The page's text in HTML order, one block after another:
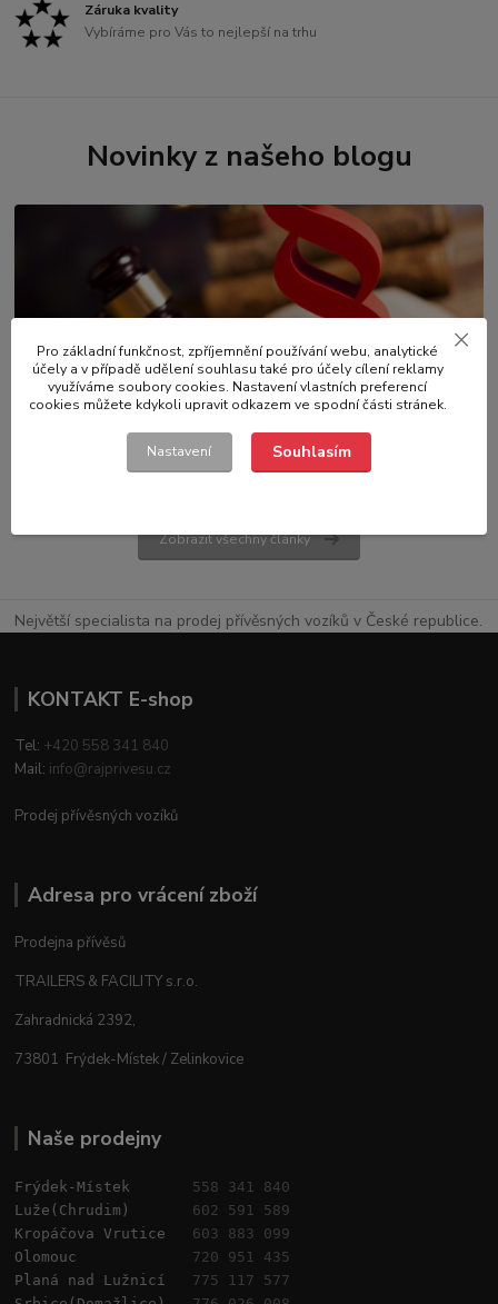
Záruka kvality
Vybíráme pro Vás to nejlepší na trhu
Novinky z našeho blogu
13.03 2026 Předpisy
Jaký řidičský průkaz je potřeba pro přívěsný vozík
Zobrazit všechny články
Největší specialista na prodej přívěsných vozíků v České republice.
KONTAKT E-shop
Tel: +420 558 341 840
Mail: info@rajprivesu.cz
Prodej přívěsných vozíků
Adresa pro vrácení zboží
Prodejna přívěsů
TRAILERS & FACILITY s.r.o.
Zahradnická 2392,
73801 Frýdek-Místek / Zelinkovice
Naše prodejny
Frýdek-Místek 558 341 840
Luže(Chrudim) 602 591 589
Kropáčova Vrutice 603 883 099
Olomouc 720 951 435
Planá nad Lužnicí 775 117 577
Pro základní funkčnost, zpříjemnění používání webu, analytické
účely a v případě udělení souhlasu také pro účely cílení reklamy
využíváme soubory cookies. Nastavení vlastních preferencí
cookies můžete kdykoli upravit odkazem ve spodní části stránek.
Nastavení Souhlasím